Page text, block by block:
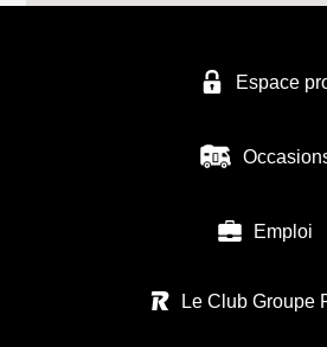
Espace
Emploi
Le Club Groupe